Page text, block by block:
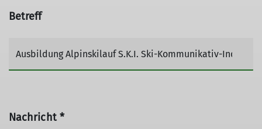
Betreff
Nachricht *